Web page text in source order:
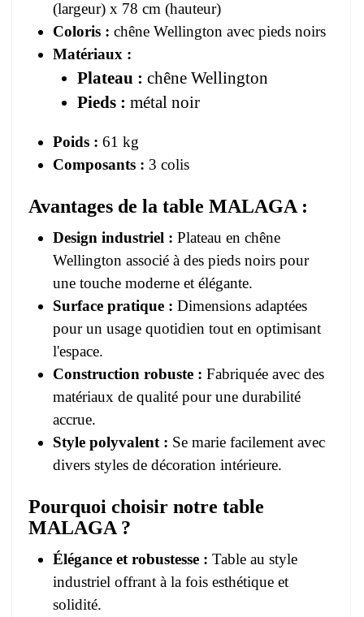
(largeur) x 78 cm (hauteur)
Coloris : chêne Wellington avec pieds noirs
Matériaux :
Plateau : chêne Wellington
Pieds : métal noir
Poids : 61 kg
Composants : 3 colis
Avantages de la table MALAGA :
Design industriel : Plateau en chêne
Wellington associé à des pieds noirs pour
une touche moderne et élégante.
Surface pratique : Dimensions adaptées
pour un usage quotidien tout en optimisant
l'espace.
Construction robuste : Fabriquée avec des
matériaux de qualité pour une durabilité
accrue.
Style polyvalent : Se marie facilement avec
divers styles de décoration intérieure.
Pourquoi choisir notre table
MALAGA ?
Élégance et robustesse : Table au style
industriel offrant à la fois esthétique et
solidité.